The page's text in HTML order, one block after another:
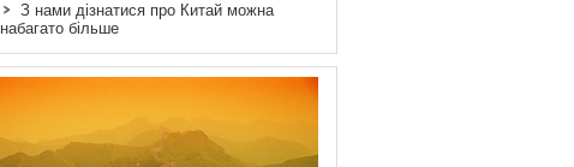
З нами дізнатися про Китай можна
набагато більше